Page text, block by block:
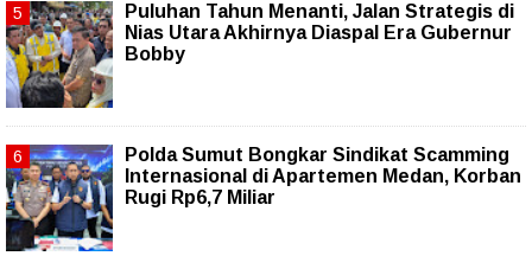
Puluhan Tahun Menanti, Jalan Strategis di
Nias Utara Akhirnya Diaspal Era Gubernur
Bobby
Polda Sumut Bongkar Sindikat Scamming
Internasional di Apartemen Medan, Korban
Rugi Rp6,7 Miliar